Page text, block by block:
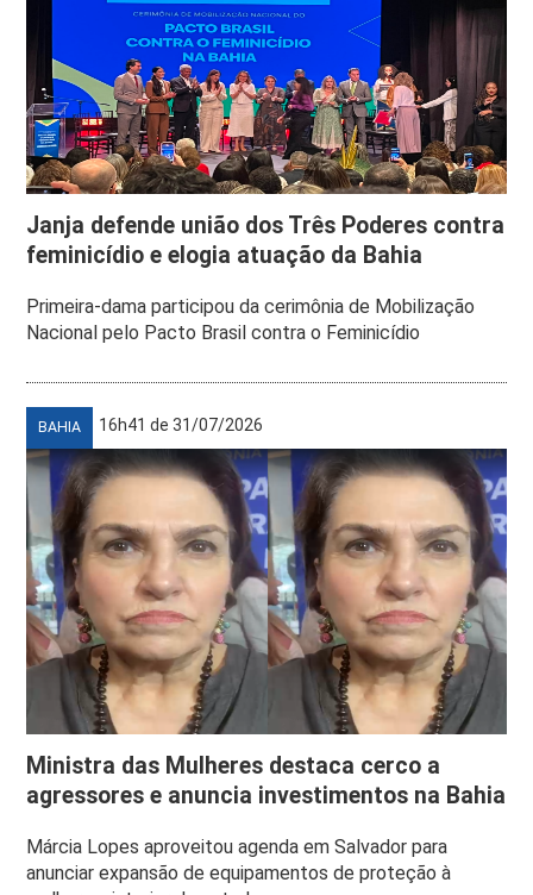
Janja defende união dos Três Poderes contra
feminicídio e elogia atuação da Bahia
Primeira-dama participou da cerimônia de Mobilização
Nacional pelo Pacto Brasil contra o Feminicídio
BAHIA 16h41 de 31/07/2026
Ministra das Mulheres destaca cerco a
agressores e anuncia investimentos na Bahia
Márcia Lopes aproveitou agenda em Salvador para
anunciar expansão de equipamentos de proteção à